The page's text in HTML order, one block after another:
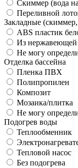
Скиммер (вода
Переливной
Закладные
АВS пластик
Из нержавеющей
Не могу
Отделка бассейна
Пленка ПВХ
Полипропилен
Композит
Мозаика/плитка
Не могу
Подогрев воды
Теплообменник
Тепловой насос
Без подогрева